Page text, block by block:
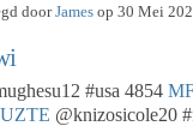
doorJames op 30 Mei
#usa 4854
@knizosicole20